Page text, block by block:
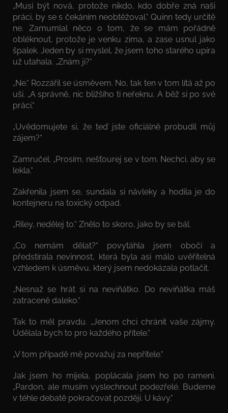
„Musí být nová, protože nikdo, kdo dobře zná naši
práci, by se s čekáním neobtěžoval.“ Quinn tedy určitě
ne. Zamumlal něco o tom, že se mám pořádně
obléknout, protože je venku zima, a zase usnul jako
špalek. Jeden by si myslel, že jsem toho starého upíra
už utahala. „Znám ji?“
„Ne.“ Rozzářil se úsměvem. No, tak ten v tom lítá až po
uši. „A správně, nic bližšího ti neřeknu. A běž si po své
práci.“
„Uvědomujete si, že teď jste oficiálně probudil můj
zájem?“
Zamručel. „Prosím, nešťourej se v tom. Nechci, aby se
lekla.“
Zakřenila jsem se, sundala si návleky a hodila je do
kontejneru na toxický odpad.
„Riley, nedělej to.“ Znělo to skoro, jako by se bál.
„Co nemám dělat?“ povytáhla jsem obočí a
předstírala nevinnost, která byla asi málo uvěřitelná
vzhledem k úsměvu, který jsem nedokázala potlačit.
„Nesnaž se hrát si na neviňátko. Do neviňátka máš
zatraceně daleko.“
Tak to měl pravdu. „Jenom chci chránit vaše zájmy.
Udělala bych to pro každého přítele.“
„V tom případě mě považuj za nepřítele.“
Jak jsem ho míjela, poplácala jsem ho po rameni.
„Pardon, ale musím vyslechnout podezřelé. Budeme
v téhle debatě pokračovat později. U kávy.“